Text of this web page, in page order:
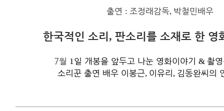
출연 : 조정래감독, 박철민배우
한국적인 소리,판소리를 소재로 한 영
7월 1일 개봉을 앞두고 나눈 영화이야기&촬
소리꾼 출연 배우 이봉근, 이유리 , 김동완씨의